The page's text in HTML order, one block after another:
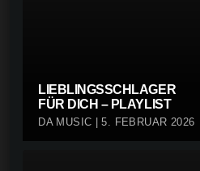
LIEBLINGSSCHLAGER
FÜR DICH – PLAYLIST
DA MUSIC | 5. FEBRUAR 2026